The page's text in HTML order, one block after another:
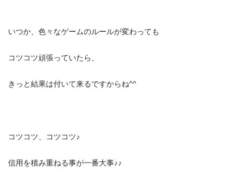
いつか、色々なゲームのルールが変わっても
コツコツ頑張っていたら、
きっと結果は付いて来るですからね^^
コツコツ、コツコツ♪
信用を積み重ねる事が一番大事♪♪